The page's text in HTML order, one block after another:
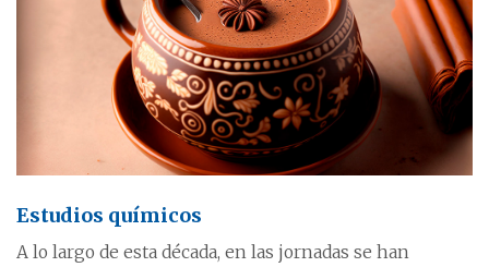
Estudios químicos
A lo largo de esta década, en las jornadas se han